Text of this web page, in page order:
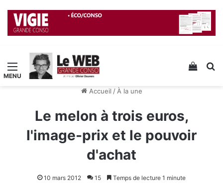
Menu Voir
Accueil / À la une
Le melon à trois euros,
l'image-prix et le pouvoir
d'achat
10 mars 2012 15 Temps de lecture 1 minute